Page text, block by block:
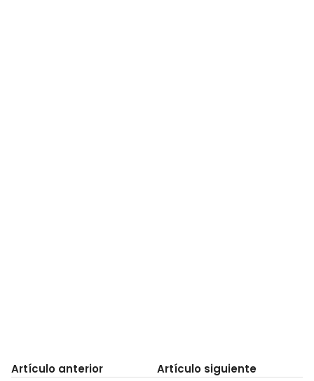
Artículo anterior Artículo siguiente